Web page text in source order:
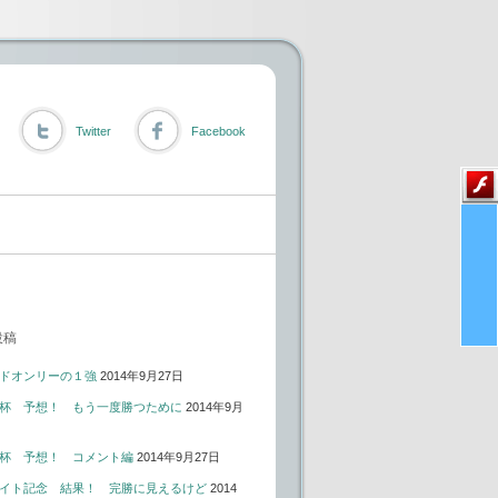
Twitter Facebook
稿
オンリーの１強 2014年9月27日
予想！ もう一度勝つために 2014年9月
杯 予想！ コメント編 2014年9月27日
ト記念 結果！ 完勝に見えるけど 2014